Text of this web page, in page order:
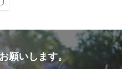
願いします。